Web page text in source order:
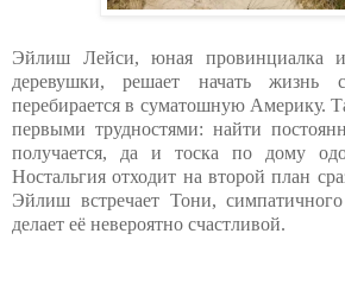
Эйлиш Лейси, юная провинциалка
деревушки, решает начать жизнь
перебирается в суматошную Америку.
первыми трудностями: найти
получается, да и тоска по дому
Ностальгия отходит на второй план
Эйлиш встречает Тони,
делает её невероятно счастливой.